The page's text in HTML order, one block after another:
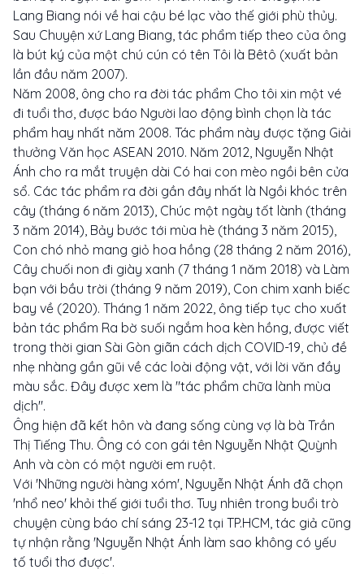
Lang Biang nói về hai cậu bé lạc vào thế giới phù thủy.
Sau Chuyện xứ Lang Biang, tác phẩm tiếp theo của ông
là bút ký của một chú cún có tên Tôi là Bêtô (xuất bản
lần đầu năm 2007).
Năm 2008, ông cho ra đời tác phẩm Cho tôi xin một vé
đi tuổi thơ, được báo Người lao động bình chọn là tác
phẩm hay nhất năm 2008. Tác phẩm này được tặng Giải
thưởng Văn học ASEAN 2010. Năm 2012, Nguyễn Nhật
Ánh cho ra mắt truyện dài Có hai con mèo ngồi bên cửa
sổ. Các tác phẩm ra đời gần đây nhất là Ngồi khóc trên
cây (tháng 6 năm 2013), Chúc một ngày tốt lành (tháng
3 năm 2014), Bảy bước tới mùa hè (tháng 3 năm 2015),
Con chó nhỏ mang giỏ hoa hồng (28 tháng 2 năm 2016),
Cây chuối non đi giày xanh (7 tháng 1 năm 2018) và Làm
bạn với bầu trời (tháng 9 năm 2019), Con chim xanh biếc
bay về (2020). Tháng 1 năm 2022, ông tiếp tục cho xuất
bản tác phẩm Ra bờ suối ngắm hoa kèn hồng, được viết
trong thời gian Sài Gòn giãn cách dịch COVID-19, chủ đề
nhẹ nhàng gần gũi về các loài động vật, với lời văn đầy
màu sắc. Đây được xem là "tác phẩm chữa lành mùa
dịch".
Ông hiện đã kết hôn và đang sống cùng vợ là bà Trần
Thị Tiếng Thu. Ông có con gái tên Nguyễn Nhật Quỳnh
Anh và còn có một người em ruột.
Với 'Những người hàng xóm', Nguyễn Nhật Ánh đã chọn
'nhổ neo' khỏi thế giới tuổi thơ. Tuy nhiên trong buổi trò
chuyện cùng báo chí sáng 23-12 tại TP.HCM, tác giả cũng
tự nhận rằng 'Nguyễn Nhật Ánh làm sao không có yếu
tố tuổi thơ được'.